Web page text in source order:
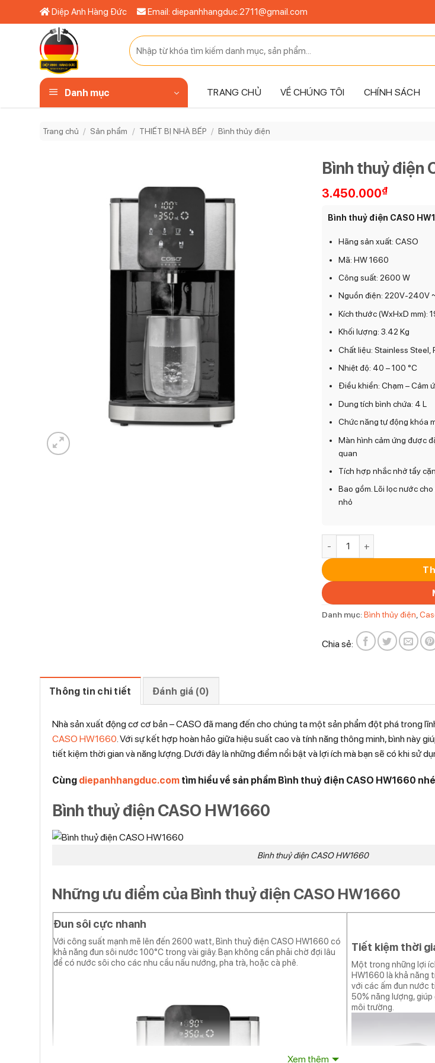
qua
Diệp Anh Hàng Đức Email: diepanhhangduc.2711@gmail.com
Tìm
kiếm:
Danh mục TRANG CHỦ VỀ CHÚNG TÔI CHÍNH SÁCH
Trang chủ / Sản phẩm / THIẾT BỊ NHÀ BẾP / Bình thủy điện
Bình thuỷ điện
3.450.000₫
Bình thuỷ điện CASO
Hãng sản xuất: CASO
Mã: HW 1660
Công suất: 2600 W
Nguồn điện: 220V-240V
Kích thước (WxHxD mm):
Khối lượng: 3.42 Kg
Chất liệu: Stainless Steel,
Nhiệt độ: 40 – 100 °C
Điều khiển: Chạm – Cảm
Dung tích bình chứa: 4 L
Chức năng tự động khóa
Màn hình cảm ứng được
quan
Tích hợp nhắc nhở tẩy cặn
Bao gồm. Lõi lọc nước
nhỏ
Bình thuỷ điện CASO
Danh mục:Bình thủy điện ,
Chia sẻ:
Thông tin chi tiết Đánh giá (0)
Nhà sản xuất động cơ cơ bản – CASO đã mang đến cho chúng ta một sản phẩm đột phá trong
CASO HW1660 . Với sự kết hợp hoàn hảo giữa hiệu suất cao và tính năng thông minh, bình này
tiết kiệm thời gian và năng lượng. Dưới đây là những điểm nổi bật và lợi ích mà bạn sẽ có khi sử
Cùng diepanhhangduc.com tìm hiểu về sản phẩm Bình thuỷ điện CASO HW1660
Bình thuỷ điện CASO HW1660
Bình thuỷ điện CASO HW1660
Những ưu điểm của Bình thuỷ điện CASO HW1660
Đun sôi cực nhanh
Với công suất mạnh mẽ lên đến 2600 watt, Bình thuỷ điện CASO HW1660 có
khả năng đun sôi nước 100°C trong vài giây. Bạn không cần phải chờ đợi lâu
để có nước sôi cho các nhu cầu nấu nướng, pha trà, hoặc cà phê.
Tiết kiệm thời
Một trong những lợi
HW1660 là khả năng
với các ấm đun nước
50% năng lượng,
môi trường.
Xem thêm